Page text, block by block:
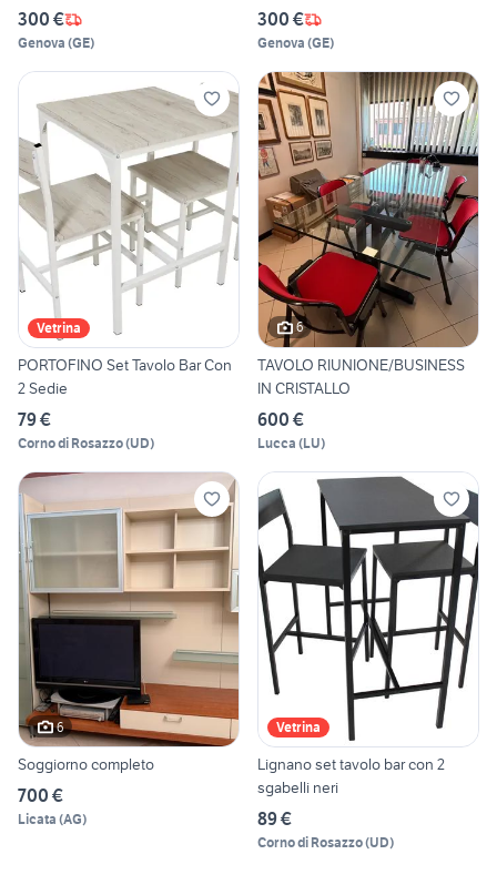
300 €
Genova (GE)
300 €
Genova (GE)
Vetrina
PORTOFINO Set Tavolo Bar Con
2 Sedie
79 €
Corno di Rosazzo(UD)
6
TAVOLO RIUNIONE/BUSINESS
IN CRISTALLO
600 €
Lucca (LU)
6
Soggiorno completo
700 €
Licata (AG)
Vetrina
Lignano set tavolo bar con 2
sgabelli neri
89 €
Corno di Rosazzo(UD)